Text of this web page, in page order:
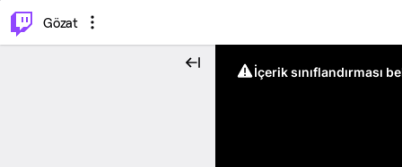
Gözat
İçerik sınıflandırması